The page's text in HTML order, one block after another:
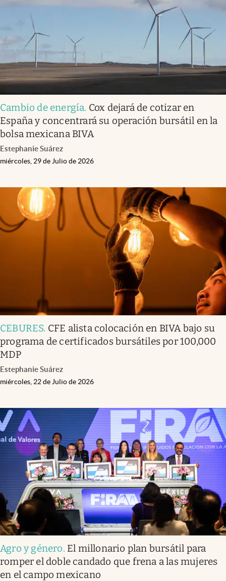
Espiritualidad
Mediakit
abre en nueva pestaña
México
Cambio de energía. Cox dejará de cotizar en
España y concentrará su operación bursátil en la
bolsa mexicana BIVA
Estephanie Suárez
miércoles, 29 de Julio de 2026
CEBURES. CFE alista colocación en BIVA bajo su
programa de certificados bursátiles por 100,000
MDP
Estephanie Suárez
miércoles, 22 de Julio de 2026
Agro y género. El millonario plan bursátil para
romper el doble candado que frena a las mujeres
en el campo mexicano